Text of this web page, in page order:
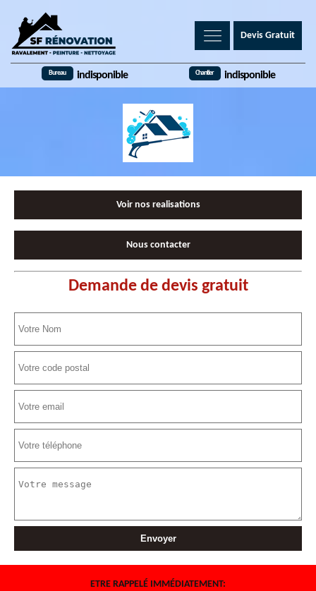
Devis Gratuit
Bureau indisponible Chantier indisponible
Voir nos realisations
Nous contacter
Demande de devis gratuit
ETRE RAPPELÉ IMMÉDIATEMENT: